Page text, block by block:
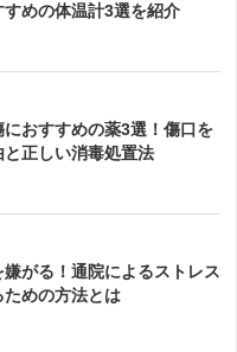
すめの体温計3選を紹介
におすすめの薬3選！傷口を
と正しい消毒処置法
がる！通院によるストレス
ための方法とは